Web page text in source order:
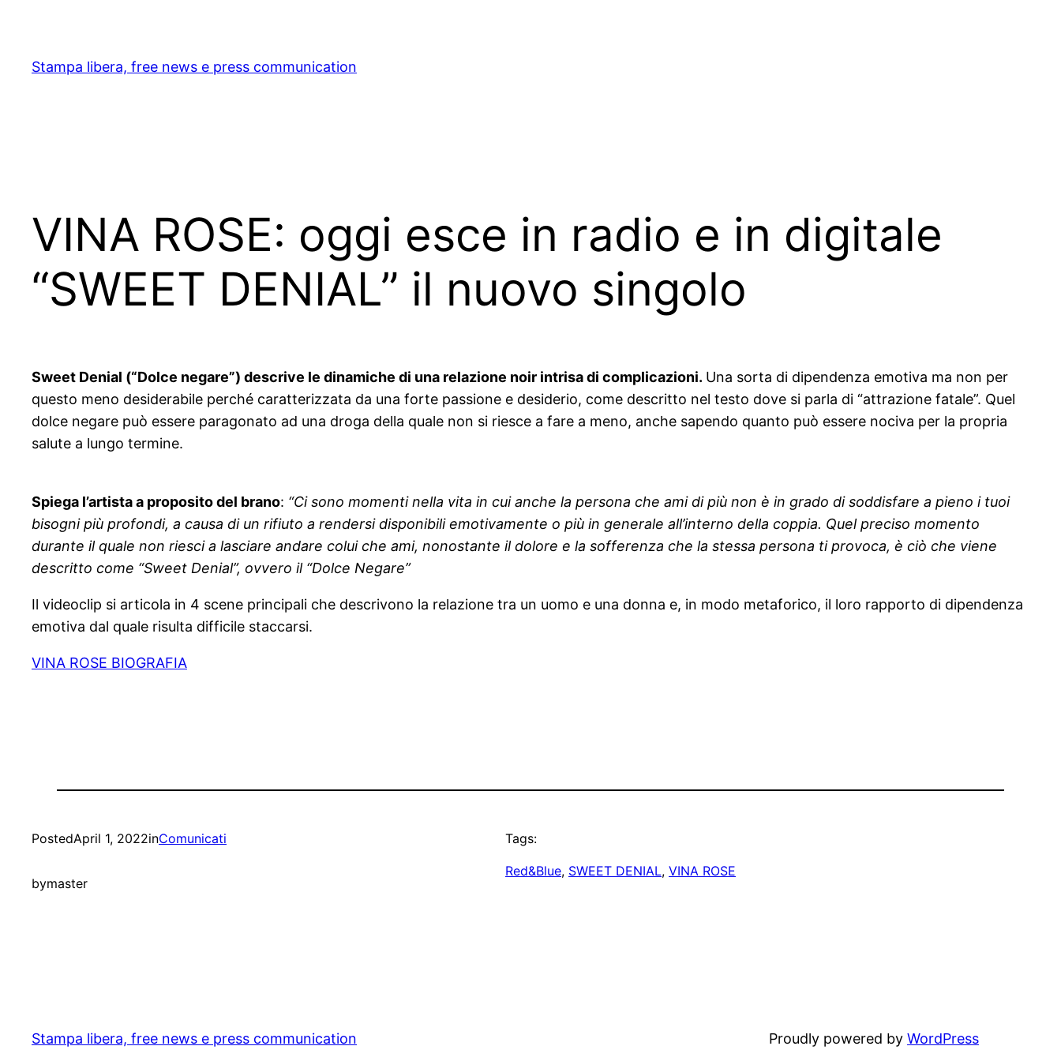
content
Stampa libera, free news e press communication
VINA ROSE: oggi esce in radio e in digitale
“SWEET DENIAL” il nuovo singolo
Sweet Denial (“Dolce negare”) descrive le dinamiche di una relazione noir intrisa di complicazioni. Una sorta di dipendenza emotiva ma non per
questo meno desiderabile perché caratterizzata da una forte passione e desiderio, come descritto nel testo dove si parla di “attrazione fatale”. Quel
dolce negare può essere paragonato ad una droga della quale non si riesce a fare a meno, anche sapendo quanto può essere nociva per la propria
salute a lungo termine.
Spiega l’artista a proposito del brano: “Ci sono momenti nella vita in cui anche la persona che ami di più non è in grado di soddisfare a pieno i tuoi
bisogni più profondi, a causa di un rifiuto a rendersi disponibili emotivamente o più in generale all’interno della coppia. Quel preciso momento
durante il quale non riesci a lasciare andare colui che ami, nonostante il dolore e la sofferenza che la stessa persona ti provoca, è ciò che viene
descritto come “Sweet Denial”, ovvero il “Dolce Negare”
Il videoclip si articola in 4 scene principali che descrivono la relazione tra un uomo e una donna e, in modo metaforico, il loro rapporto di dipendenza
emotiva dal quale risulta difficile staccarsi.
VINA ROSE BIOGRAFIA
PostedApril 1, 2022inComunicati
bymaster
Tags:
Red&Blue, SWEET DENIAL, VINA ROSE
Stampa libera, free news e press communication Proudly powered by WordPress